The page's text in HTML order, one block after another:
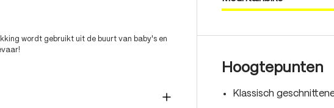
wordt gebruikt uit de buurt van baby's en
Hoogtepunten
Klassisch